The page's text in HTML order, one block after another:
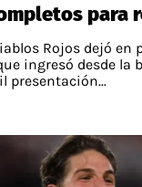
para
Rojos dejó en
ingresó desde la
presentación...